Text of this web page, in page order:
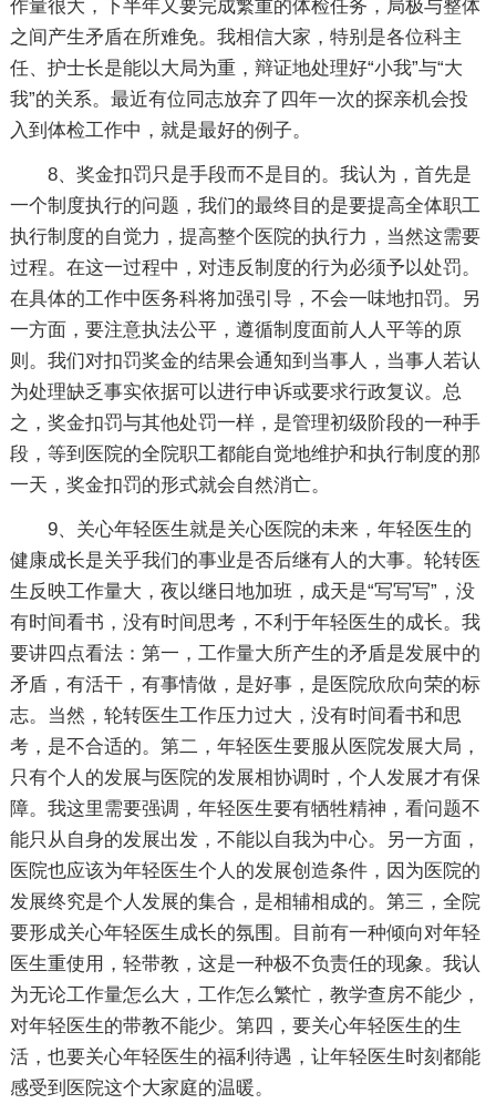
作量很大，下半年又要完成繁重的体检任务，局极与整体
之间产生矛盾在所难免。我相信大家，特别是各位科主
任、护士长是能以大局为重，辩证地处理好“小我”与“大
我”的关系。最近有位同志放弃了四年一次的探亲机会投
入到体检工作中，就是最好的例子。
8、奖金扣罚只是手段而不是目的。我认为，首先是
一个制度执行的问题，我们的最终目的是要提高全体职工
执行制度的自觉力，提高整个医院的执行力，当然这需要
过程。在这一过程中，对违反制度的行为必须予以处罚。
在具体的工作中医务科将加强引导，不会一味地扣罚。另
一方面，要注意执法公平，遵循制度面前人人平等的原
则。我们对扣罚奖金的结果会通知到当事人，当事人若认
为处理缺乏事实依据可以进行申诉或要求行政复议。总
之，奖金扣罚与其他处罚一样，是管理初级阶段的一种手
段，等到医院的全院职工都能自觉地维护和执行制度的那
一天，奖金扣罚的形式就会自然消亡。
9、关心年轻医生就是关心医院的未来，年轻医生的
健康成长是关乎我们的事业是否后继有人的大事。轮转医
生反映工作量大，夜以继日地加班，成天是“写写写”，没
有时间看书，没有时间思考，不利于年轻医生的成长。我
要讲四点看法：第一，工作量大所产生的矛盾是发展中的
矛盾，有活干，有事情做，是好事，是医院欣欣向荣的标
志。当然，轮转医生工作压力过大，没有时间看书和思
考，是不合适的。第二，年轻医生要服从医院发展大局，
只有个人的发展与医院的发展相协调时，个人发展才有保
障。我这里需要强调，年轻医生要有牺牲精神，看问题不
能只从自身的发展出发，不能以自我为中心。另一方面，
医院也应该为年轻医生个人的发展创造条件，因为医院的
发展终究是个人发展的集合，是相辅相成的。第三，全院
要形成关心年轻医生成长的氛围。目前有一种倾向对年轻
医生重使用，轻带教，这是一种极不负责任的现象。我认
为无论工作量怎么大，工作怎么繁忙，教学查房不能少，
对年轻医生的带教不能少。第四，要关心年轻医生的生
活，也要关心年轻医生的福利待遇，让年轻医生时刻都能
感受到医院这个大家庭的温暖。